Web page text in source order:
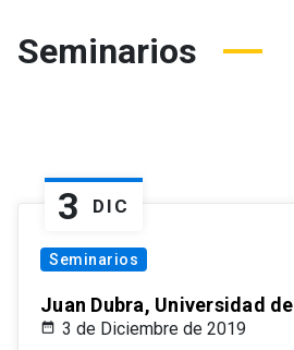
Seminarios
3 DIC
Seminarios
Juan Dubra, Universidad
3 de Diciembre de 2019